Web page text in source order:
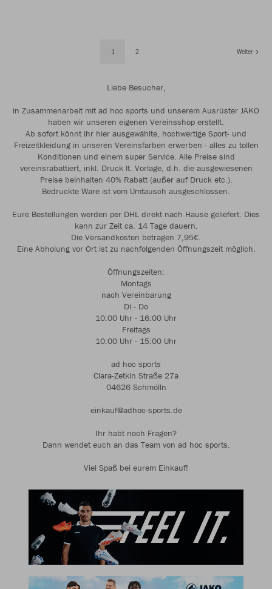
1 2 Weiter
Liebe Besucher,
in Zusammenarbeit mit ad hoc sports und unserem Ausrüster JAKO
haben wir unseren eigenen Vereinsshop erstellt.
Ab sofort könnt ihr hier ausgewählte, hochwertige Sport- und
Freizeitkleidung in unseren Vereinsfarben erwerben - alles zu tollen
Konditionen und einem super Service. Alle Preise sind
vereinsrabattiert, inkl. Druck lt. Vorlage, d.h. die ausgewiesenen
Preise beinhalten 40% Rabatt (außer auf Druck etc.).
Bedruckte Ware ist vom Umtausch ausgeschlossen.
Eure Bestellungen werden per DHL direkt nach Hause geliefert. Dies
kann zur Zeit ca. 14 Tage dauern.
Die Versandkosten betragen 7,95€.
Eine Abholung vor Ort ist zu nachfolgenden Öffnungszeit möglich.
Öffnungszeiten:
Montags
nach Vereinbarung
Di - Do
10:00 Uhr - 16:00 Uhr
Freitags
10:00 Uhr - 15:00 Uhr
ad hoc sports
Clara-Zetkin Straße 27a
04626 Schmölln
einkauf@adhoc-sports.de
Ihr habt noch Fragen?
Dann wendet euch an das Team von ad hoc sports.
Viel Spaß bei eurem Einkauf!